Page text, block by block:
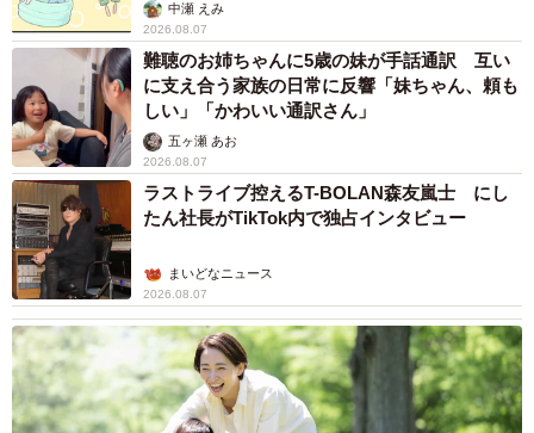
中瀬 えみ
2026.08.07
難聴のお姉ちゃんに5歳の妹が手話通訳 互い
に支え合う家族の日常に反響「妹ちゃん、頼も
しい」「かわいい通訳さん」
五ヶ瀬 あお
2026.08.07
ラストライブ控えるT-BOLAN森友嵐士 にし
たん社長がTikTok内で独占インタビュー
まいどなニュース
2026.08.07